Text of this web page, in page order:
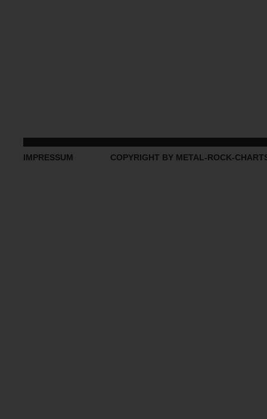
IMPRESSUM COPYRIGHT BY METAL-ROCK-